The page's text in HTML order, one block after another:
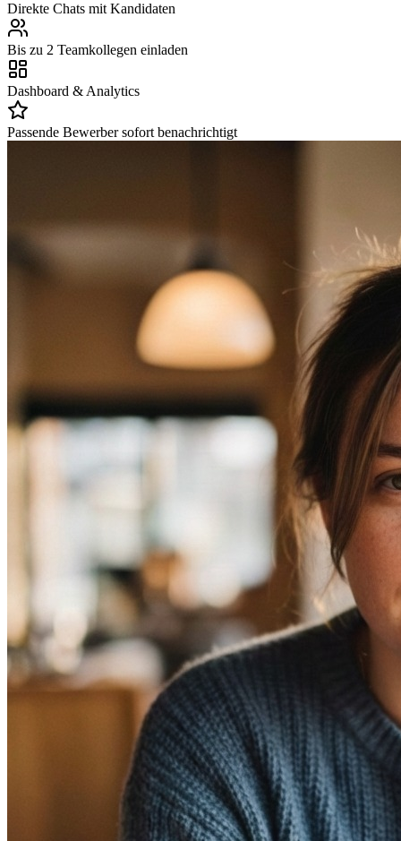
Direkte Chats mit Kandidaten
Bis zu 2 Teamkollegen einladen
Dashboard & Analytics
Passende Bewerber sofort benachrichtigt